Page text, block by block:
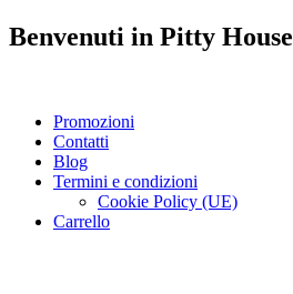
Benvenuti in Pitty House
Promozioni
Contatti
Blog
Termini e condizioni
Cookie Policy (UE)
Carrello